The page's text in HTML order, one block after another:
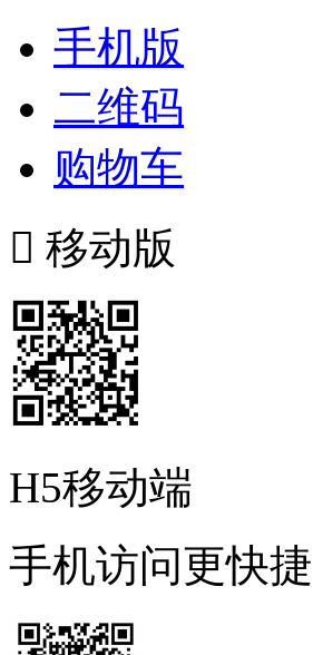
手机版
二维码
购物车
 移动版
H5移动端
手机访问更快捷